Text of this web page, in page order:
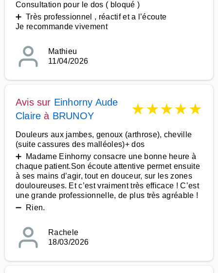
Consultation pour le dos ( bloqué )
➕ Très professionnel , réactif et a l’écoute
Je recommande vivement
Mathieu
11/04/2026
Avis sur Einhorny Aude
Claire à BRUNOY ★★★★★
Douleurs aux jambes, genoux (arthrose), cheville
(suite cassures des malléoles)+ dos
➕ Madame Einhorny consacre une bonne heure à
chaque patient.Son écoute attentive permet ensuite
à ses mains d’agir, tout en douceur, sur les zones
douloureuses. Et c’est vraiment très efficace ! C’est
une grande professionnelle, de plus très agréable !
➖ Rien.
Rachele
18/03/2026